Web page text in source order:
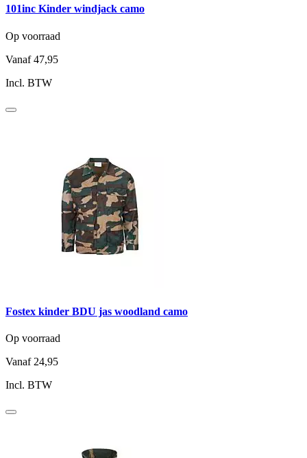
101inc Kinder windjack camo
Op voorraad
Vanaf 47,95
Incl. BTW
Fostex kinder BDU jas woodland camo
Op voorraad
Vanaf 24,95
Incl. BTW